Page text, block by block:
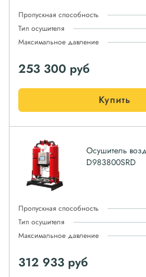
Пропускная способность
Тип осушителя
Максимальное давление
253 300 руб
Купить
Осушитель
D983800SRD
Пропускная способность
Тип осушителя
Максимальное давление
312 933 руб